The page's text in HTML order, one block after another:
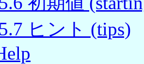
.7 ヒント (tips)